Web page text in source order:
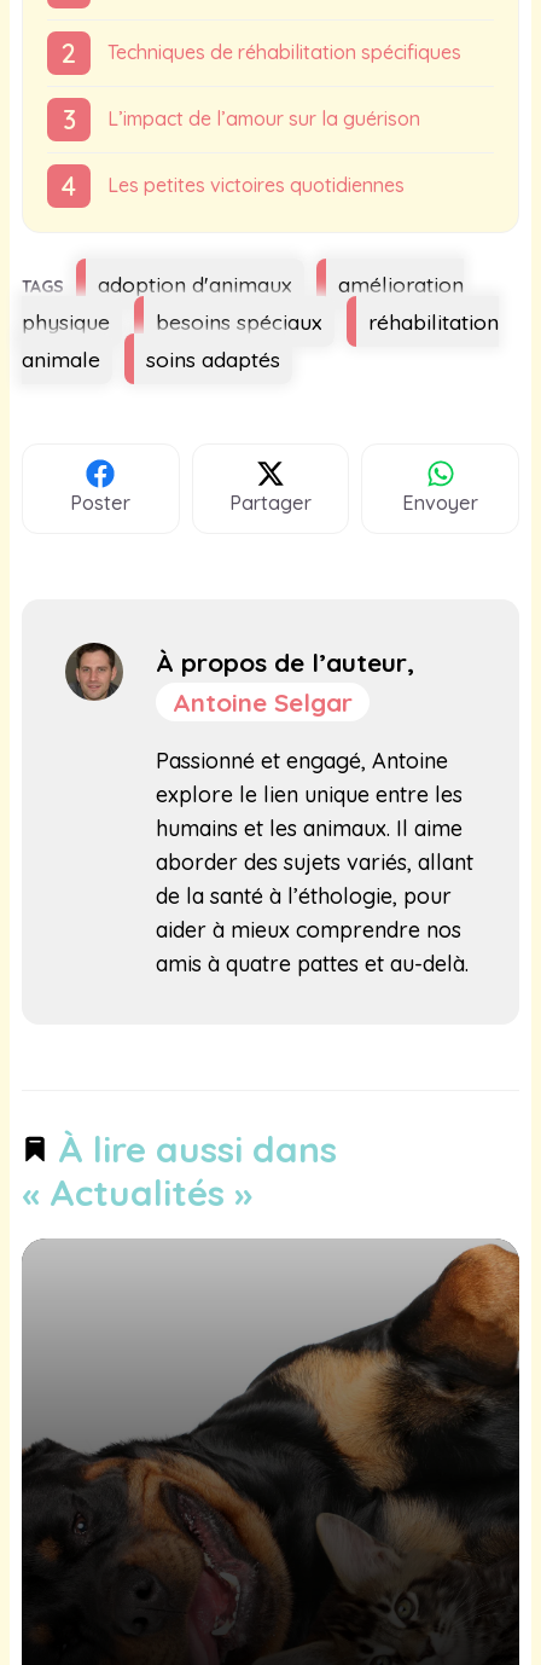
Techniques de réhabilitation spécifiques
L’impact de l’amour sur la guérison
Les petites victoires quotidiennes
Étiquettes
adoption d'animaux
amélioration
physique
besoins spéciaux
réhabilitation
animale
soins adaptés
Poster Partager Envoyer
À propos de l’auteur,
Antoine Selgar
Passionné et engagé, Antoine
explore le lien unique entre les
humains et les animaux. Il aime
aborder des sujets variés, allant
de la santé à l’éthologie, pour
aider à mieux comprendre nos
amis à quatre pattes et au-delà.
À lire aussi dans
« Actualités »